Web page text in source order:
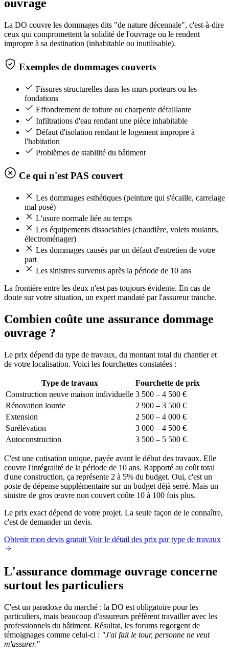
ouvrage
La DO couvre les dommages dits "de nature décennale", c'est-à-dire
ceux qui compromettent la solidité de l'ouvrage ou le rendent
impropre à sa destination (inhabitable ou inutilisable).
Exemples de dommages couverts
Fissures structurelles dans les murs porteurs ou les
fondations
Effondrement de toiture ou charpente défaillante
Infiltrations d'eau rendant une pièce inhabitable
Défaut d'isolation rendant le logement impropre à
l'habitation
Problèmes de stabilité du bâtiment
Ce qui n'est PAS couvert
Les dommages esthétiques (peinture qui s'écaille, carrelage
mal posé)
L'usure normale liée au temps
Les équipements dissociables (chaudière, volets roulants,
électroménager)
Les dommages causés par un défaut d'entretien de votre
part
Les sinistres survenus après la période de 10 ans
La frontière entre les deux n'est pas toujours évidente. En cas de
doute sur votre situation, un expert mandaté par l'assureur tranche.
Combien coûte une assurance dommage
ouvrage ?
Le prix dépend du type de travaux, du montant total du chantier et
de votre localisation. Voici les fourchettes constatées :
Type de travaux
Fourchette de prix
Construction neuve maison individuelle 3 500 – 4 500 €
Rénovation lourde
2 900 – 3 500 €
Extension
2 500 – 4 000 €
Surélévation
3 000 – 4 500 €
Autoconstruction
3 500 – 5 500 €
C'est une cotisation unique, payée avant le début des travaux. Elle
couvre l'intégralité de la période de 10 ans. Rapporté au coût total
d'une construction, ça représente 2 à 5% du budget. Oui, c'est un
poste de dépense supplémentaire sur un budget déjà serré. Mais un
sinistre de gros œuvre non couvert coûte 10 à 100 fois plus.
Le prix exact dépend de votre projet. La seule façon de le connaître,
c'est de demander un devis.
Obtenir mon devis gratuit Voir le détail des prix par type de travaux
L'assurance dommage ouvrage concerne
surtout les particuliers
C'est un paradoxe du marché : la DO est obligatoire pour les
particuliers, mais beaucoup d'assureurs préfèrent travailler avec les
professionnels du bâtiment. Résultat, les forums regorgent de
témoignages comme celui-ci : "J'ai fait le tour, personne ne veut
m'assurer."